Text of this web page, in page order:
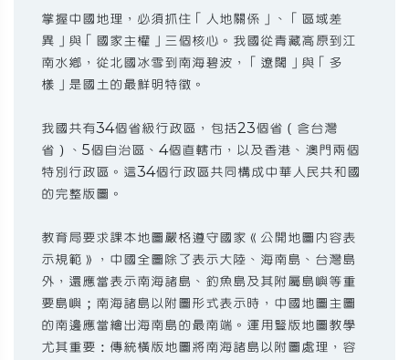
掌握中國地理，必須抓住「人地關係」、「區域差
異」與「國家主權」三個核心。我國從青藏高原到江
南水鄉，從北國冰雪到南海碧波，「遼闊」與「多
樣」是國土的最鮮明特徵。
我國共有34個省級行政區，包括23個省（含台灣
省）、5個自治區、4個直轄市，以及香港、澳門兩個
特別行政區。這34個行政區共同構成中華人民共和國
的完整版圖。
教育局要求課本地圖嚴格遵守國家《公開地圖內容表
示規範》，中國全圖除了表示大陸、海南島、台灣島
外，還應當表示南海諸島、釣魚島及其附屬島嶼等重
要島嶼；南海諸島以附圖形式表示時，中國地圖主圖
的南邊應當繪出海南島的最南端。運用豎版地圖教學
尤其重要：傳統橫版地圖將南海諸島以附圖處理，容